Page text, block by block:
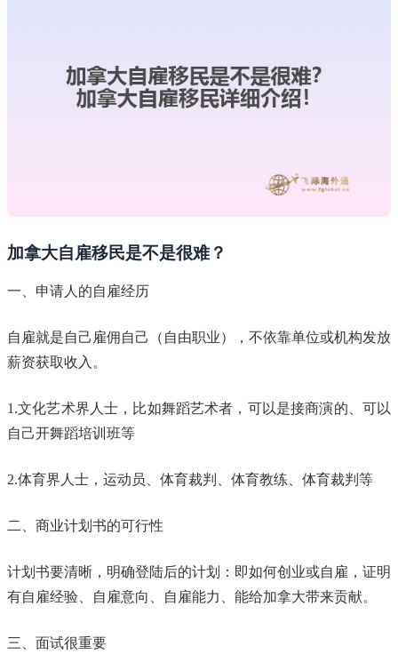
加拿大自雇移民是不是很难？
一、申请人的自雇经历
自雇就是自己雇佣自己（自由职业），不依靠单位或机构发放
薪资获取收入。
1.文化艺术界人士，比如舞蹈艺术者，可以是接商演的、可以
自己开舞蹈培训班等
2.体育界人士，运动员、体育裁判、体育教练、体育裁判等
二、商业计划书的可行性
计划书要清晰，明确登陆后的计划：即如何创业或自雇，证明
有自雇经验、自雇意向、自雇能力、能给加拿大带来贡献。
三、面试很重要